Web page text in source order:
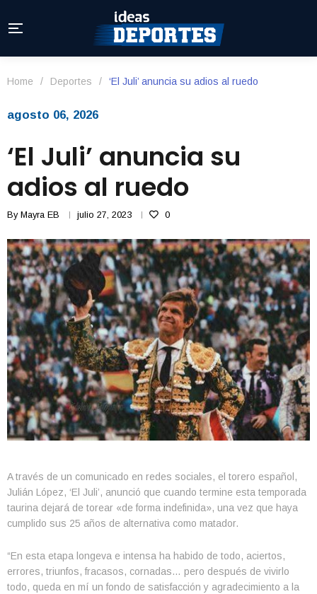
Home / Deportes / ‘El Juli’ anuncia su adios al ruedo
agosto 06, 2026
‘El Juli’ anuncia su
adios al ruedo
By Mayra EB julio 27, 2023 0
A través de un comunicado en redes sociales, el torero español,
Julián López, ‘El Juli’, anunció que cuando termine esta temporada
taurina dejará de torear «de forma indefinida», una vez que haya
cumplido sus 25 años de alternativa como matador.
“En esta etapa longeva e intensa ha habido de todo, aciertos,
errores, triunfos, fracasos, cornadas… pero después de vivirlo
todo, queda en mí un fondo de satisfacción y agradecimiento a la